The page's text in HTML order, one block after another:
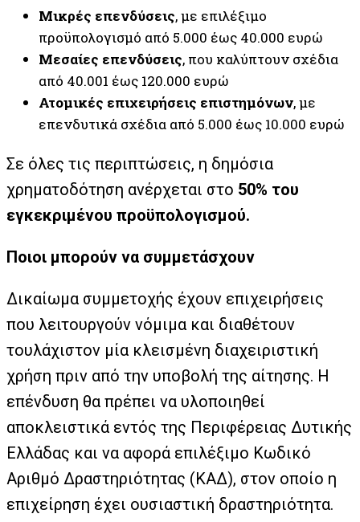
Μικρές επενδύσεις, με επιλέξιμο
προϋπολογισμό από 5.000 έως 40.000 ευρώ
Μεσαίες επενδύσεις, που καλύπτουν σχέδια
από 40.001 έως 120.000 ευρώ
Ατομικές επιχειρήσεις επιστημόνων, με
επενδυτικά σχέδια από 5.000 έως 10.000 ευρώ
Σε όλες τις περιπτώσεις, η δημόσια
χρηματοδότηση ανέρχεται στο 50% του
εγκεκριμένου προϋπολογισμού.
Ποιοι μπορούν να συμμετάσχουν
Δικαίωμα συμμετοχής έχουν επιχειρήσεις
που λειτουργούν νόμιμα και διαθέτουν
τουλάχιστον μία κλεισμένη διαχειριστική
χρήση πριν από την υποβολή της αίτησης. Η
επένδυση θα πρέπει να υλοποιηθεί
αποκλειστικά εντός της Περιφέρειας Δυτικής
Ελλάδας και να αφορά επιλέξιμο Κωδικό
Αριθμό Δραστηριότητας (ΚΑΔ), στον οποίο η
επιχείρηση έχει ουσιαστική δραστηριότητα.